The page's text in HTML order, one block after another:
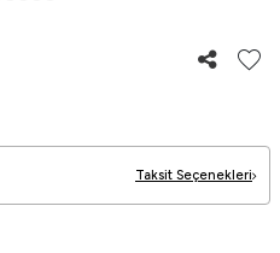
Taksit Seçenekleri